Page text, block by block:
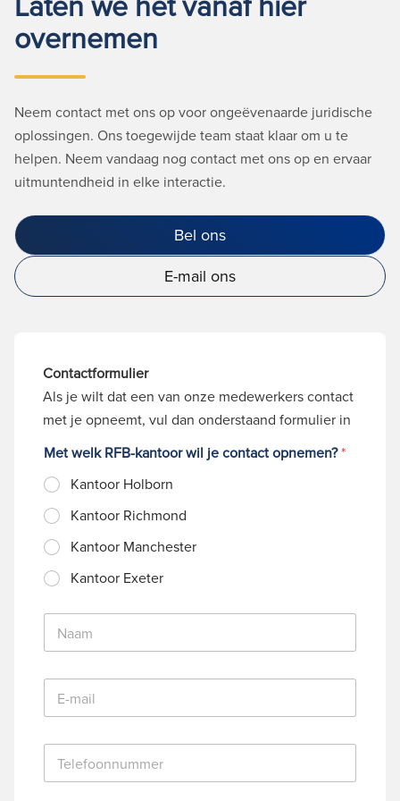
overnemen
Neem contact met ons op voor ongeëvenaarde juridische
oplossingen. Ons toegewijde team staat klaar om u te
helpen. Neem vandaag nog contact met ons op en ervaar
uitmuntendheid in elke interactie.
Bel ons
E-mail ons
Contactformulier
Als je wilt dat een van onze medewerkers contact
met je opneemt, vul dan onderstaand formulier in
Met welk RFB-kantoor wil je contact opnemen?*
Kantoor Holborn
Kantoor Richmond
Kantoor Manchester
Kantoor Exeter
N
a
E
m
*
T
l